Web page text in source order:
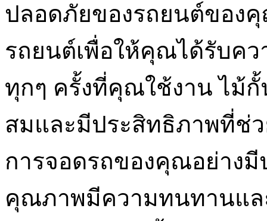
ปลอดภัยของรถยนต์ของ
รถยนต์เพื่อให้คุณได้รับค
ทุกๆ ครั้งที่คุณใช้งาน ไม้กั้
สมและมีประสิทธิภาพที่ช่
การจอดรถของคุณอย่าง
คุณภาพมีความทนทานแ